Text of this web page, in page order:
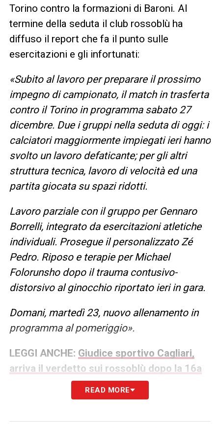
Torino contro la formazioni di Baroni. Al
termine della seduta il club rossoblù ha
diffuso il report che fa il punto sulle
esercitazioni e gli infortunati:
«Subito al lavoro per preparare il prossimo
impegno di campionato, il match in trasferta
contro il Torino in programma sabato 27
dicembre. Due i gruppi nella seduta di oggi: i
calciatori maggiormente impiegati ieri hanno
svolto un lavoro defaticante; per gli altri
struttura tecnica, lavoro di velocità ed una
partita giocata su spazi ridotti.
Lavoro parziale con il gruppo per Gennaro
Borrelli, integrato da esercitazioni atletiche
individuali. Prosegue il personalizzato Zé
Pedro. Riposo e terapie per Michael
Folorunsho dopo il trauma contusivo-
distorsivo al ginocchio riportato ieri in gara.
Domani, martedì 23, nuovo allenamento in
programma al pomeriggio».
LEGGI ANCHE: Giudice sportivo Cagliari,
arriva il verdetto sui rossoblù dopo la 16a
giornata: ecco il punto della situazione
READ MORE